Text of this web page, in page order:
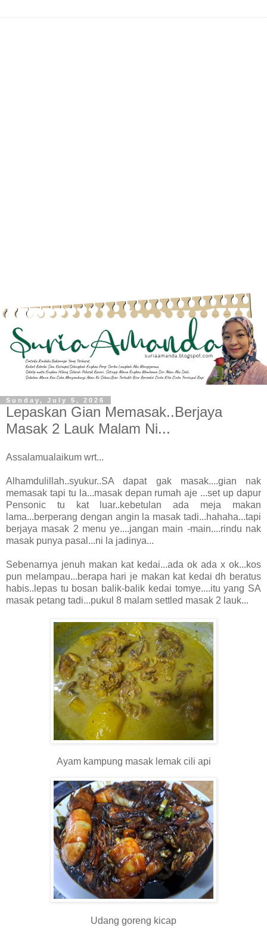
Sunday, July 5, 2026
Lepaskan Gian Memasak..Berjaya
Masak 2 Lauk Malam Ni...
Assalamualaikum wrt...
Alhamdulillah..syukur..SA dapat gak masak....gian nak
memasak tapi tu la...masak depan rumah aje ...set up dapur
Pensonic tu kat luar..kebetulan ada meja makan
lama...berperang dengan angin la masak tadi...hahaha...tapi
berjaya masak 2 menu ye....jangan main -main....rindu nak
masak punya pasal...ni la jadinya...
Sebenarnya jenuh makan kat kedai...ada ok ada x ok...kos
pun melampau...berapa hari je makan kat kedai dh beratus
habis..lepas tu bosan balik-balik kedai tomye....itu yang SA
masak petang tadi...pukul 8 malam settled masak 2 lauk...
Ayam kampung masak lemak cili api
Udang goreng kicap